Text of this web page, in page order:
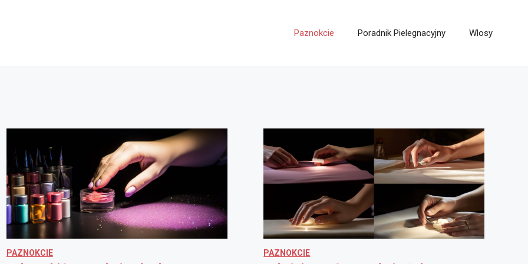
Paznokcie Poradnik Pielegnacyjny Wlosy
PAZNOKCIE PAZNOKCIE